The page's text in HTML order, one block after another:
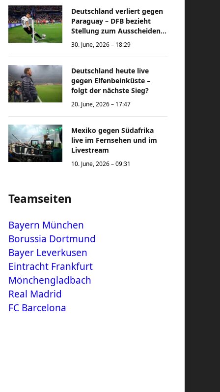
Deutschland verliert gegen
Paraguay – DFB bezieht
Stellung zum Ausscheiden
bei der Weltmeisterschaft
30. June, 2026 – 18:29
Deutschland heute live
gegen Elfenbeinküste –
folgt der nächste Sieg?
20. June, 2026 – 17:47
Mexiko gegen Südafrika
live im Fernsehen und im
Livestream
10. June, 2026 – 09:31
Teamseiten
Bayern München
Borussia Dortmund
Bayer Leverkusen
Eintracht Frankfurt
Mönchengladbach
Real Madrid
FC Barcelona